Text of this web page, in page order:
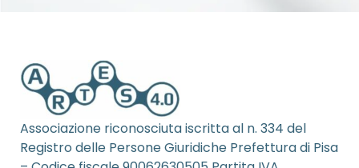
Associazione riconosciuta iscritta al n. 334 del
Registro delle Persone Giuridiche Prefettura di Pisa